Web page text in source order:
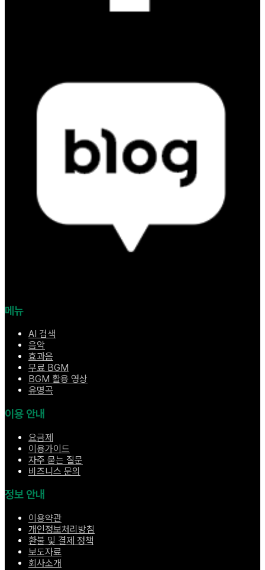
메뉴
AI 검색
음악
효과음
무료 BGM
BGM 활용 영상
유명곡
이용 안내
요금제
이용가이드
자주 묻는 질문
비즈니스 문의
정보 안내
이용약관
개인정보처리방침
환불 및 결제 정책
보도자료
회사소개